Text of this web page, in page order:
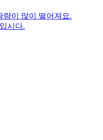
량이 많이 떨어져요.
시다.